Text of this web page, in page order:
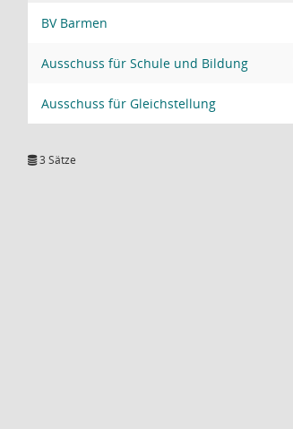
BV Barmen
Ausschuss für Schule und Bildung
Ausschuss für Gleichstellung
3 Sätze